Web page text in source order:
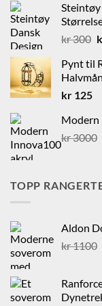
Steintøy
kr300
Pynt til
kr 125
Modern
kr3000
TOPP
Aldon
kr1100